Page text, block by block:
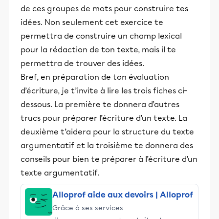
de ces groupes de mots pour construire tes
idées. Non seulement cet exercice te
permettra de construire un champ lexical
pour la rédaction de ton texte, mais il te
permettra de trouver des idées.
Bref, en préparation de ton évaluation
d’écriture, je t’invite à lire les trois fiches ci-
dessous. La première te donnera d’autres
trucs pour préparer l’écriture d’un texte. La
deuxième t’aidera pour la structure du texte
argumentatif et la troisième te donnera des
conseils pour bien te préparer à l’écriture d’un
texte argumentatif.
Alloprof aide aux devoirs | Alloprof
Grâce à ses services